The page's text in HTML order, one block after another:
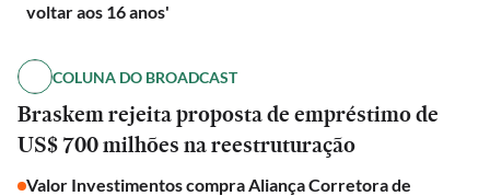
voltar aos 16 anos'
COLUNA DO BROADCAST
Braskem rejeita proposta de empréstimo de
US$ 700 milhões na reestruturação
Valor Investimentos compra Aliança Corretora de